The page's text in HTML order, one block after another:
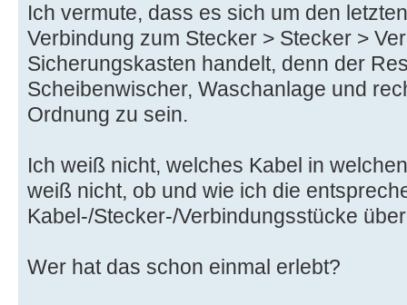
Ich vermute, dass es sich um den
Verbindung zum Stecker > Stecker >
Sicherungskasten handelt, denn der
Scheibenwischer, Waschanlage und
Ordnung zu sein.
Ich weiß nicht, welches Kabel in
weiß nicht, ob und wie ich die
Kabel-/Stecker-/Verbindungsstücke
Wer hat das schon einmal erlebt?